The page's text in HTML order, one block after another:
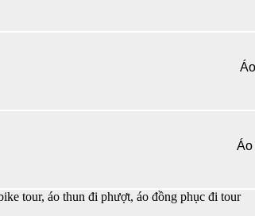
Áo